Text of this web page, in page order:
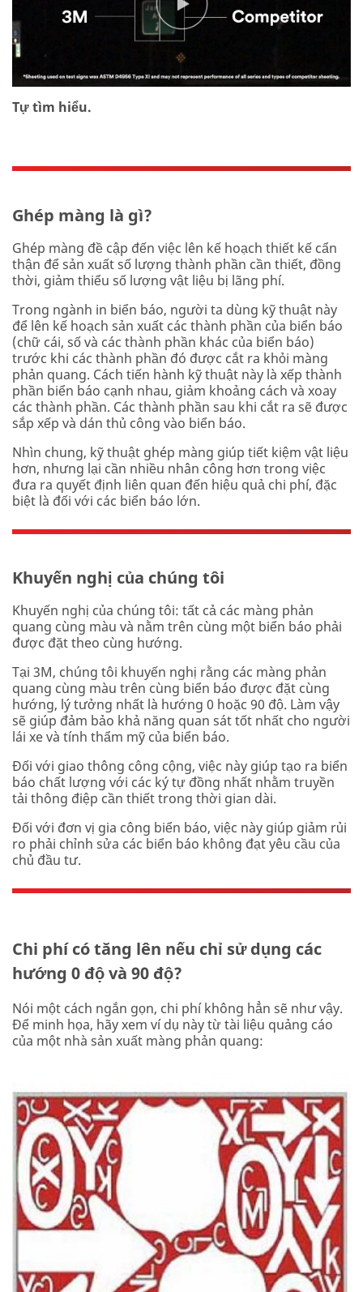
Tự tìm hiểu.
Ghép màng là gì?
Ghép màng đề cập đến việc lên kế hoạch thiết kế cẩn
thận để sản xuất số lượng thành phần cần thiết, đồng
thời, giảm thiểu số lượng vật liệu bị lãng phí.
Trong ngành in biển báo, người ta dùng kỹ thuật này
để lên kế hoạch sản xuất các thành phần của biển báo
(chữ cái, số và các thành phần khác của biển báo)
trước khi các thành phần đó được cắt ra khỏi màng
phản quang. Cách tiến hành kỹ thuật này là xếp thành
phần biển báo cạnh nhau, giảm khoảng cách và xoay
các thành phần. Các thành phần sau khi cắt ra sẽ được
sắp xếp và dán thủ công vào biển báo.
Nhìn chung, kỹ thuật ghép màng giúp tiết kiệm vật liệu
hơn, nhưng lại cần nhiều nhân công hơn trong việc
đưa ra quyết định liên quan đến hiệu quả chi phí, đặc
biệt là đối với các biển báo lớn.
Khuyến nghị của chúng tôi
Khuyến nghị của chúng tôi: tất cả các màng phản
quang cùng màu và nằm trên cùng một biển báo phải
được đặt theo cùng hướng.
Tại 3M, chúng tôi khuyến nghị rằng các màng phản
quang cùng màu trên cùng biển báo được đặt cùng
hướng, lý tưởng nhất là hướng 0 hoặc 90 độ. Làm vậy
sẽ giúp đảm bảo khả năng quan sát tốt nhất cho người
lái xe và tính thẩm mỹ của biển báo.
Đối với giao thông công cộng, việc này giúp tạo ra biển
báo chất lượng với các ký tự đồng nhất nhằm truyền
tải thông điệp cần thiết trong thời gian dài.
Đối với đơn vị gia công biển báo, việc này giúp giảm rủi
ro phải chỉnh sửa các biển báo không đạt yêu cầu của
chủ đầu tư.
Chi phí có tăng lên nếu chỉ sử dụng các
hướng 0 độ và 90 độ?
Nói một cách ngắn gọn, chi phí không hẳn sẽ như vậy.
Để minh họa, hãy xem ví dụ này từ tài liệu quảng cáo
của một nhà sản xuất màng phản quang: